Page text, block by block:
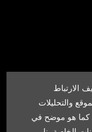
الارتباط
والتحليلات
كما هو موضح في